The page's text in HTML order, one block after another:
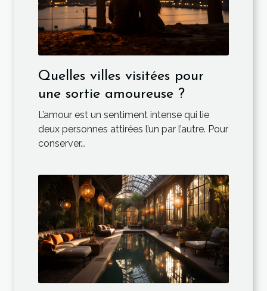
Quelles villes visitées pour
une sortie amoureuse ?
L’amour est un sentiment intense qui lie
deux personnes attirées l’un par l’autre. Pour
conserver...